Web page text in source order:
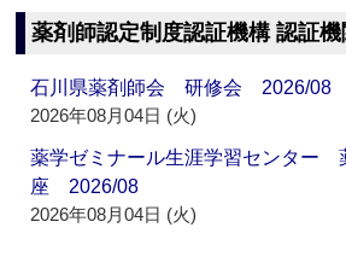
薬剤師認定制度認証機構 認証
石川県薬剤師会 研修会 2026/08
2026年08月04日 (火)
薬学ゼミナール生涯学習センター
座 2026/08
2026年08月04日 (火)